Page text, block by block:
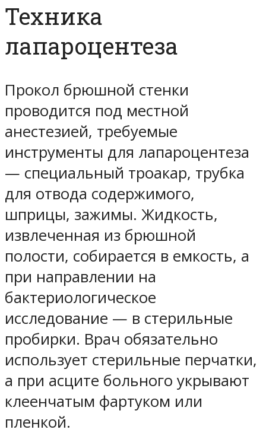
Техника
лапароцентеза
Прокол брюшной стенки
проводится под местной
анестезией, требуемые
инструменты для лапароцентеза
— специальный троакар, трубка
для отвода содержимого,
шприцы, зажимы. Жидкость,
извлеченная из брюшной
полости, собирается в емкость, а
при направлении на
бактериологическое
исследование — в стерильные
пробирки. Врач обязательно
использует стерильные перчатки,
а при асците больного укрывают
клеенчатым фартуком или
пленкой.